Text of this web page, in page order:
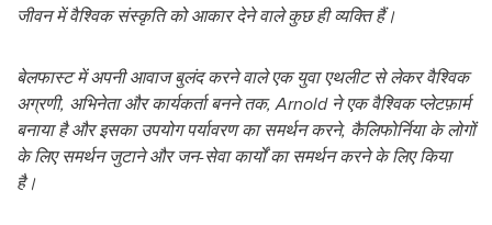
जीवन में वैश्विक संस्कृति को आकार देने वाले कुछ ही व्यक्ति हैं।
बेलफास्ट में अपनी आवाज बुलंद करने वाले एक युवा एथलीट से लेकर वैश्विक
अग्रणी, अभिनेता और कार्यकर्ता बनने तक, Arnold ने एक वैश्विक प्लेटफ़ार्म
बनाया है और इसका उपयोग पर्यावरण का समर्थन करने, कैलिफोर्निया के लोगों
के लिए समर्थन जुटाने और जन-सेवा कार्यों का समर्थन करने के लिए किया
है।